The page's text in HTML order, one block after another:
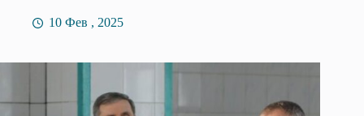
10 Фев , 2025